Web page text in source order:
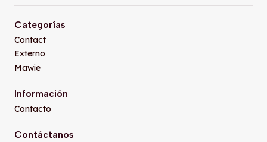
Categorías
Contact
Externo
Mawie
Información
Contacto
Contáctanos